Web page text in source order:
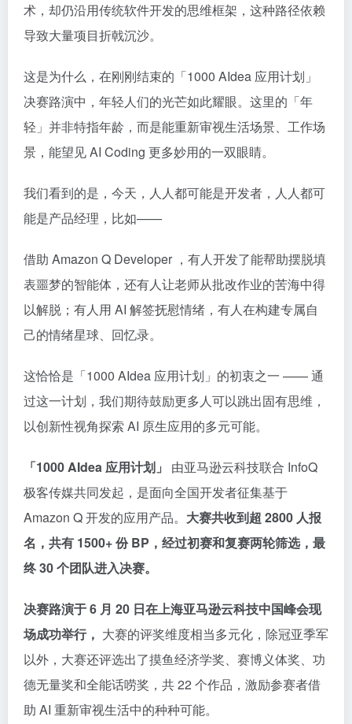
术，却仍沿用传统软件开发的思维框架，这种路径依赖
导致大量项目折戟沉沙。
这是为什么，在刚刚结束的「1000 AIdea 应用计划」
决赛路演中，年轻人们的光芒如此耀眼。这里的「年
轻」并非特指年龄，而是能重新审视生活场景、工作场
景，能望见 AI Coding 更多妙用的一双眼睛。
我们看到的是，今天，人人都可能是开发者，人人都可
能是产品经理，比如——
借助 Amazon Q Developer ，有人开发了能帮助摆脱填
表噩梦的智能体，还有人让老师从批改作业的苦海中得
以解脱；有人用 AI 解签抚慰情绪，有人在构建专属自
己的情绪星球、回忆录。
这恰恰是「1000 AIdea 应用计划」的初衷之一 —— 通
过这一计划，我们期待鼓励更多人可以跳出固有思维，
以创新性视角探索 AI 原生应用的多元可能。
「1000 AIdea 应用计划」
由亚马逊云科技联合 InfoQ
极客传媒共同发起，是面向全国开发者征集基于
Amazon Q 开发的应用产品。 大赛共收到超 2800 人报
名，共有 1500+ 份 BP，经过初赛和复赛两轮筛选，最
终 30 个团队进入决赛。
决赛路演于 6 月 20 日在上海亚马逊云科技中国峰会现
场成功举行， 大赛的评奖维度相当多元化，除冠亚季军
以外，大赛还评选出了摸鱼经济学奖、赛博义体奖、功
德无量奖和全能话唠奖，共 22 个作品，激励参赛者借
助 AI 重新审视生活中的种种可能。